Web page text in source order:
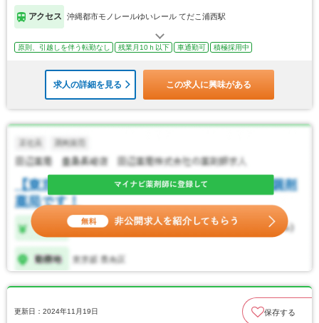
アクセス 沖縄都市モノレールゆいレール てだこ浦西駅
原則、引越しを伴う転勤なし 残業月10ｈ以下 車通勤可 積極採用中
求人の詳細を見る この求人に興味がある
更新日：2024年11月19日 保存する